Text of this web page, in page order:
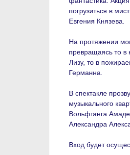
погрузиться в
Евгения Князева.
На протяжении
превращаясь то в
Лизу, то в
Германна.
В спектакле
музыкального
Вольфганга
Александра
Вход будет